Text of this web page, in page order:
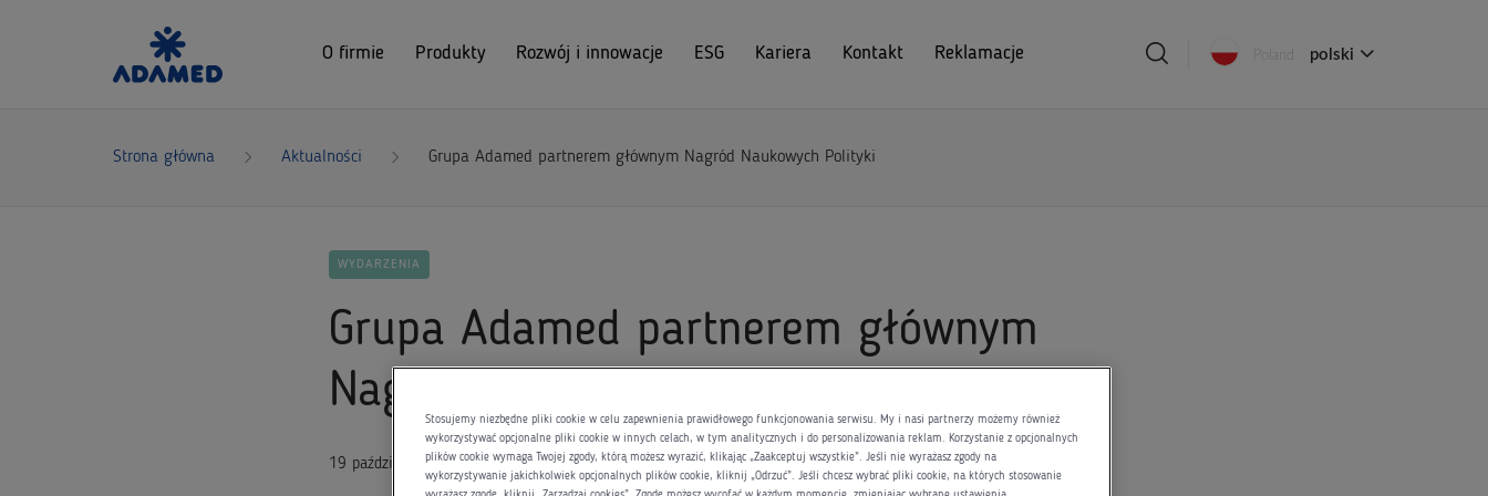
O firmie Produkty Rozwój i innowacje ESG Kariera Kontakt Reklamacje Poland polski
Strona główna Aktualności Grupa Adamed partnerem głównym Nagród Naukowych Polityki
WYDARZENIA
Grupa Adamed partnerem głównym
Nagród Naukowych Polityki
19 października 2015
Stosujemy niezbędne pliki cookie w celu zapewnienia prawidłowego funkcjonowania serwisu. My i nasi partnerzy możemy również
wykorzystywać opcjonalne pliki cookie w innych celach, w tym analitycznych i do personalizowania reklam. Korzystanie z opcjonalnych
plików cookie wymaga Twojej zgody, którą możesz wyrazić, klikając „Zaakceptuj wszystkie”. Jeśli nie wyrażasz zgody na
wykorzystywanie jakichkolwiek opcjonalnych plików cookie, kliknij „Odrzuć”. Jeśli chcesz wybrać pliki cookie, na których stosowanie